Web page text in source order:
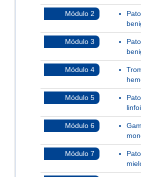
Módulo 2
Módulo 3
Módulo 4
Módulo 5
Módulo 6
Módulo 7